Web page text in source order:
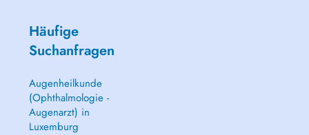
Häufige
Suchanfragen
Augenheilkunde
(Ophthalmologie -
Augenarzt) in
Luxemburg